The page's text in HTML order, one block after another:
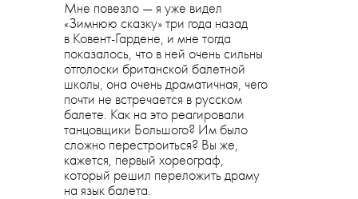
Мне повезло — я уже видел
«Зимнюю сказку» три года назад
в Ковент-Гардене, и мне тогда
показалось, что в ней очень сильны
отголоски британской балетной
школы, она очень драматичная, чего
почти не встречается в русском
балете. Как на это реагировали
танцовщики Большого? Им было
сложно перестроиться? Вы же,
кажется, первый хореограф,
который решил переложить драму
на язык балета.